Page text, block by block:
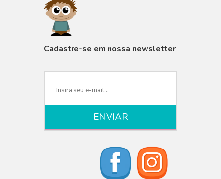
Cadastre-se em nossa newsletter